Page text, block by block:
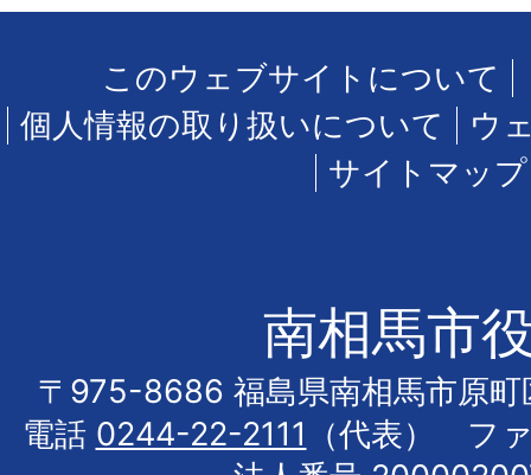
このウェブサイトについて
個人情報の取り扱いについて
ウ
サイトマップ
南相馬市
〒975-8686 福島県南相馬市原町
電話 0244-22-2111
（代表） フ